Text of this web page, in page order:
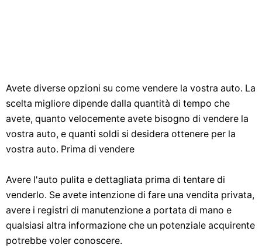
Avete diverse opzioni su come vendere la vostra auto. La
scelta migliore dipende dalla quantità di tempo che
avete, quanto velocemente avete bisogno di vendere la
vostra auto, e quanti soldi si desidera ottenere per la
vostra auto. Prima di vendere
Avere l'auto pulita e dettagliata prima di tentare di
venderlo. Se avete intenzione di fare una vendita privata,
avere i registri di manutenzione a portata di mano e
qualsiasi altra informazione che un potenziale acquirente
potrebbe voler conoscere.